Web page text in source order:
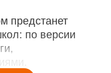
предстанет
по версии